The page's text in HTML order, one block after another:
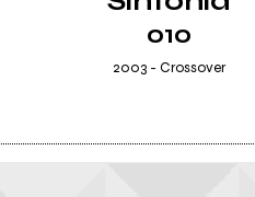
010
2003 - Crossover